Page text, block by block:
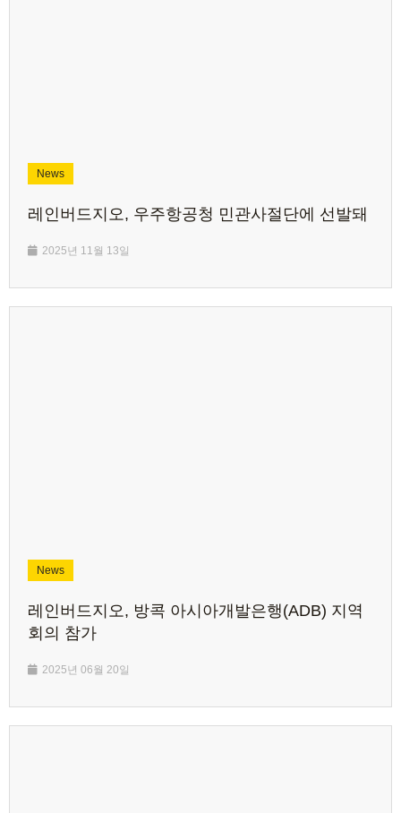
News
레인버드지오, 우주항공청 민관사절단에 선발돼
2025년 11월 13일
News
레인버드지오, 방콕 아시아개발은행(ADB) 지역
회의 참가
2025년 06월 20일